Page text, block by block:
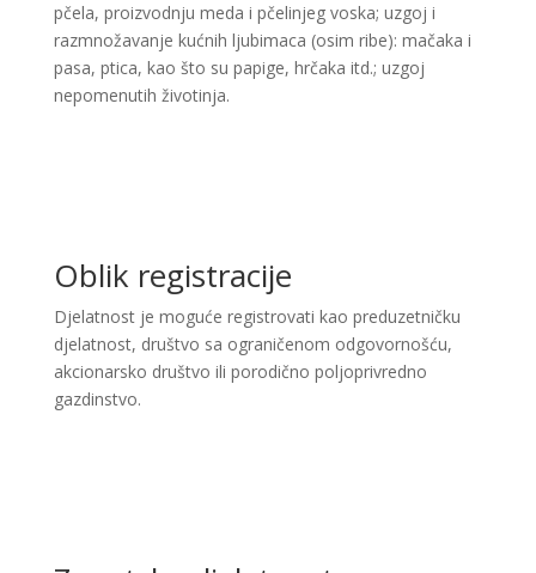
pčela, proizvodnju meda i pčelinjeg voska; uzgoj i
razmnožavanje kućnih ljubimaca (osim ribe): mačaka i
pasa, ptica, kao što su papige, hrčaka itd.; uzgoj
nepomenutih životinja.​
Oblik registracije
Djelatnost je moguće registrovati kao preduzetničku
djelatnost, društvo sa ograničenom odgovornošću,
akcionarsko društvo ili porodično poljoprivredno
gazdinstvo.